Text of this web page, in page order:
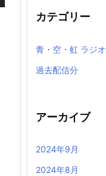
カテゴリー
青・空・虹 ラジオ
過去配信分
アーカイブ
2024年9月
2024年8月